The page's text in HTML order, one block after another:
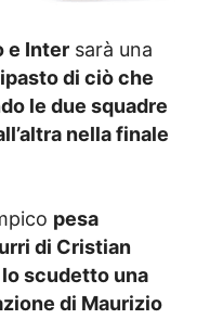
e Inter sarà una
di ciò che
le due squadre
nella finale
pesa
di Cristian
scudetto una
di Maurizio